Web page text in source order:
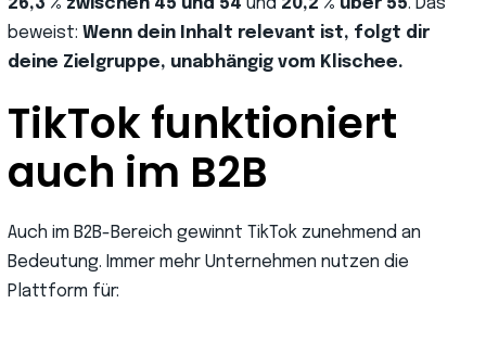
beweist: Wenn dein Inhalt relevant ist, folgt dir
deine Zielgruppe, unabhängig vom Klischee.
TikTok funktioniert
auch im B2B
Auch im B2B-Bereich gewinnt TikTok zunehmend an
Bedeutung. Immer mehr Unternehmen nutzen die
Plattform für: